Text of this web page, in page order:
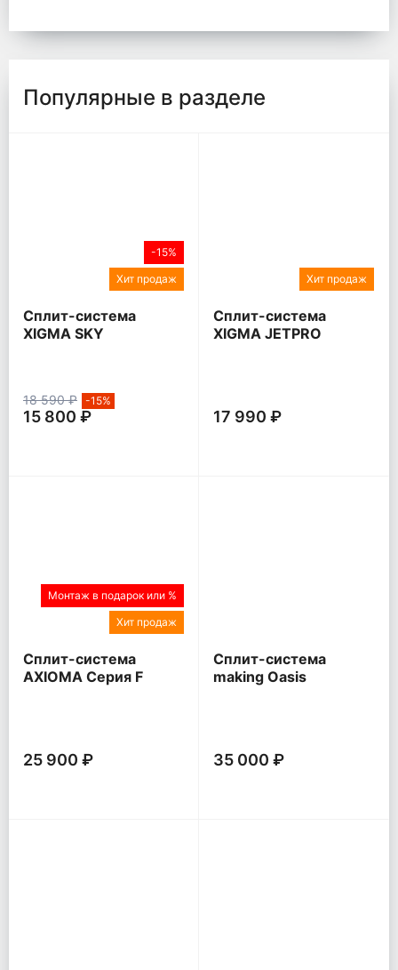
Популярные в разделе
-15%
Хит продаж
Сплит-система
XIGMA SKY
18 590 ₽ -15%
15 800 ₽
Хит продаж
Сплит-система
XIGMA JETPRO
17 990 ₽
Монтаж в подарок или %
Хит продаж
Сплит-система
AXIOMA Серия F
25 900 ₽
Сплит-система
making Oasis
35 000 ₽